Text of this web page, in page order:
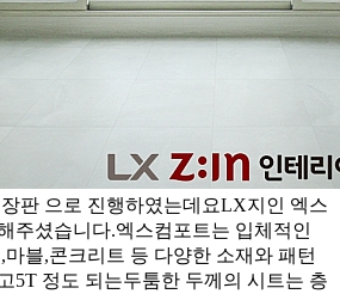
판 으로 진행하였는데요LX지인 엑스
주셨습니다.엑스컴포트는 입체적인
블,콘크리트 등 다양한 소재와 패턴
5T 정도 되는두툼한 두께의 시트는 층